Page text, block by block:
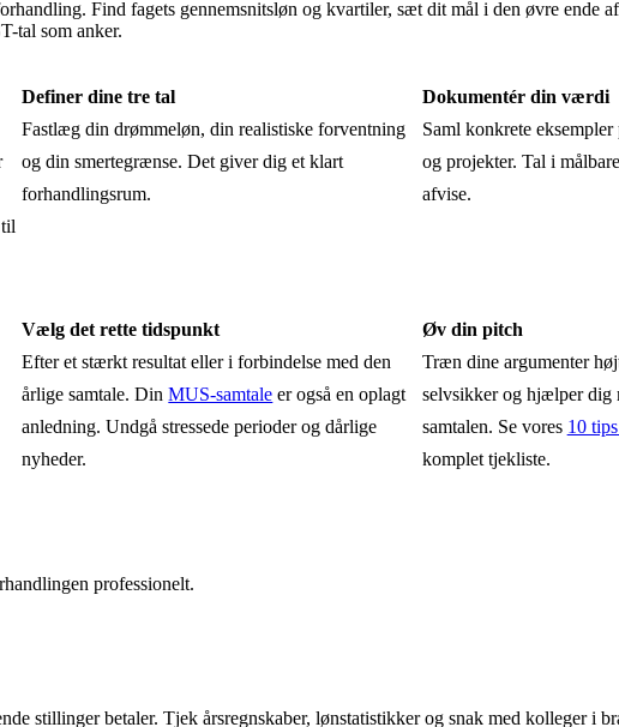
Find fagets gennemsnitsløn og kvartiler, sæt dit mål i den øvre ende
tal som anker.
Definer dine tre tal
Fastlæg din drømmeløn, din realistiske forventning
og din smertegrænse. Det giver dig et klart
forhandlingsrum.
Dokumentér din værdi
Saml konkrete eksempler
og projekter. Tal i
afvise.
Vælg det rette tidspunkt
Efter et stærkt resultat eller i forbindelse med den
årlige samtale. DinMUS-samtale er også en oplagt
anledning. Undgå stressede perioder og dårlige
nyheder.
Øv din pitch
Træn dine argumenter
selvsikker og hjælper dig
samtalen. Se vores 10
komplet tjekliste.
professionelt.
stillinger betaler. Tjek årsregnskaber, lønstatistikker og snak med kolleger i